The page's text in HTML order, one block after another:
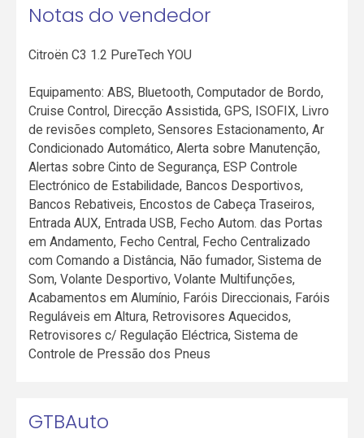
Notas do vendedor
Citroën C3 1.2 PureTech YOU
Equipamento: ABS, Bluetooth, Computador de Bordo,
Cruise Control, Direcção Assistida, GPS, ISOFIX, Livro
de revisões completo, Sensores Estacionamento, Ar
Condicionado Automático, Alerta sobre Manutenção,
Alertas sobre Cinto de Segurança, ESP Controle
Electrónico de Estabilidade, Bancos Desportivos,
Bancos Rebativeis, Encostos de Cabeça Traseiros,
Entrada AUX, Entrada USB, Fecho Autom. das Portas
em Andamento, Fecho Central, Fecho Centralizado
com Comando a Distância, Não fumador, Sistema de
Som, Volante Desportivo, Volante Multifunções,
Acabamentos em Alumínio, Faróis Direccionais, Faróis
Reguláveis em Altura, Retrovisores Aquecidos,
Retrovisores c/ Regulação Eléctrica, Sistema de
Controle de Pressão dos Pneus
GTBAuto